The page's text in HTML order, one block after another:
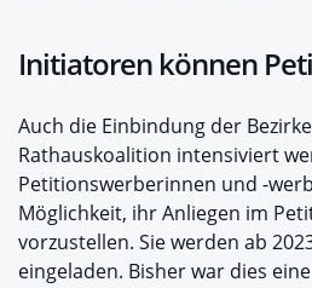
Initiatoren können
Auch die Einbindung der
Rathauskoalition intensiviert
Petitionswerberinnen und -
Möglichkeit, ihr Anliegen im
vorzustellen. Sie werden ab
eingeladen. Bisher war dies